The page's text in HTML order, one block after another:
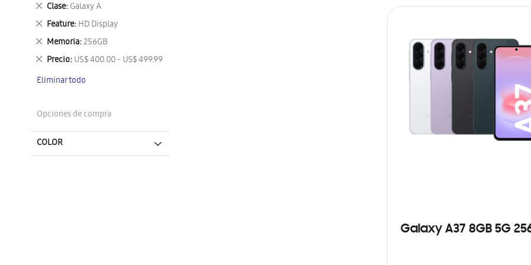
Galaxy A37 8GB 5G
artículo
Clase Galaxy A
Eliminar
este
artículo
Feature HD Display
Eliminar
este
artículo
Memoria 256GB
Eliminar
este
artículo
Precio US$ 400.00 - US$ 499.99
Eliminar
artículo
Eliminar todo
Opciones de compra
COLOR